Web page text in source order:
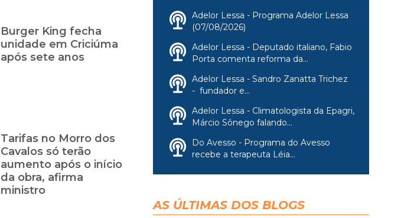
Burger King fecha
unidade em Criciúma
após sete anos
Tarifas no Morro dos
Cavalos só terão
aumento após o início
da obra, afirma
ministro
Adelor Lessa - Programa Adelor Lessa
(07/08/2026)
Adelor Lessa - Deputado italiano, Fabio
Porta comenta reforma da...
Adelor Lessa - Sandro Zanatta Trichez
- fundador e...
Adelor Lessa - Climatologista da Epagri,
Márcio Sônego falando...
Do Avesso - Programa do Avesso
recebe a terapeuta Léia...
AS ÚLTIMAS DOS BLOGS